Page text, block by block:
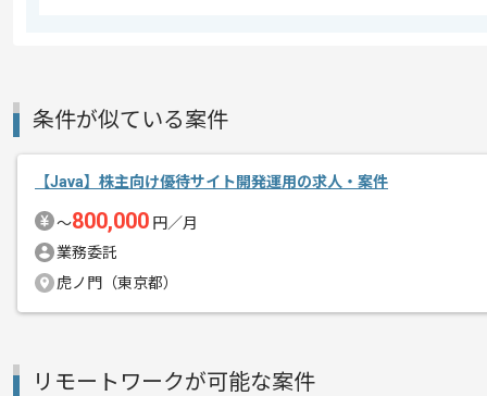
メント
を展開している企業でございます。
条件が似ている案件
【Java】株主向け優待サイト開発運用の求人・案件
〜800,000 円／月
業務委託
虎ノ門（東京都）
リモートワークが可能な案件